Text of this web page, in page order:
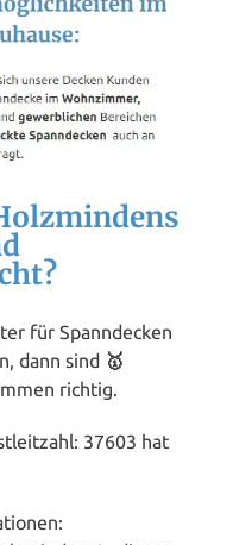
für Spanndecken
dann sind 🥇
richtig.
37603 hat